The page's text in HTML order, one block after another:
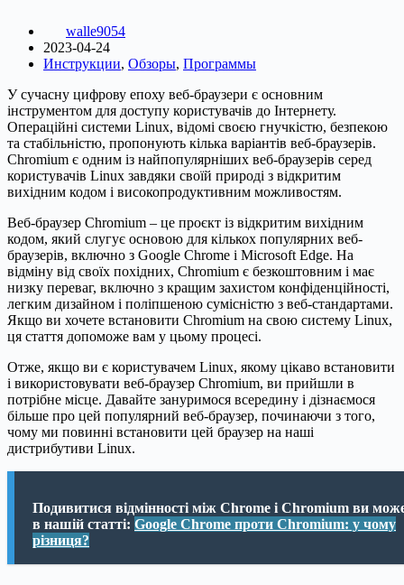
walle9054
2023-04-24
Инструкции, Обзоры, Программы
У сучасну цифрову епоху веб-браузери є основним
інструментом для доступу користувачів до Інтернету.
Операційні системи Linux, відомі своєю гнучкістю, безпекою
та стабільністю, пропонують кілька варіантів веб-браузерів.
Chromium є одним із найпопулярніших веб-браузерів серед
користувачів Linux завдяки своїй природі з відкритим
вихідним кодом і високопродуктивним можливостям.
Веб-браузер Chromium – це проєкт із відкритим вихідним
кодом, який слугує основою для кількох популярних веб-
браузерів, включно з Google Chrome і Microsoft Edge. На
відміну від своїх похідних, Chromium є безкоштовним і має
низку переваг, включно з кращим захистом конфіденційності,
легким дизайном і поліпшеною сумісністю з веб-стандартами.
Якщо ви хочете встановити Chromium на свою систему Linux,
ця стаття допоможе вам у цьому процесі.
Отже, якщо ви є користувачем Linux, якому цікаво встановити
і використовувати веб-браузер Chromium, ви прийшли в
потрібне місце. Давайте зануримося всередину і дізнаємося
більше про цей популярний веб-браузер, починаючи з того,
чому ми повинні встановити цей браузер на наші
дистрибутиви Linux.
Подивитися відмінності між Chrome і Chromium ви
в нашій статті: Google Chrome проти Chromium: у чому
різниця?